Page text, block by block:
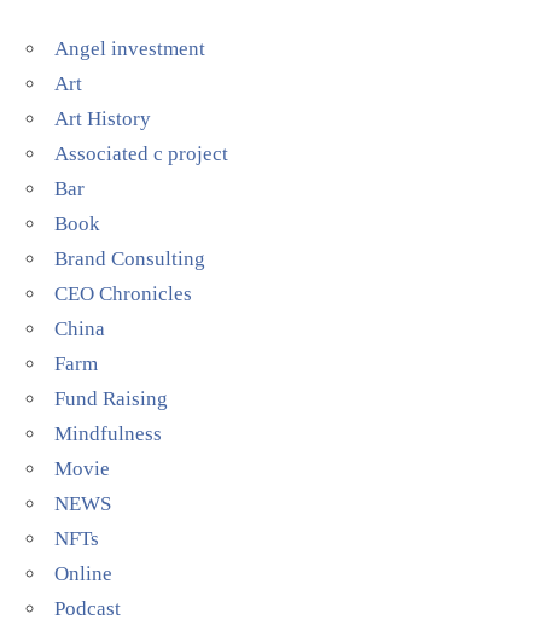
Angel investment
Art
Art History
Associated c project
Bar
Book
Brand Consulting
CEO Chronicles
China
Farm
Fund Raising
Mindfulness
Movie
NEWS
NFTs
Online
Podcast